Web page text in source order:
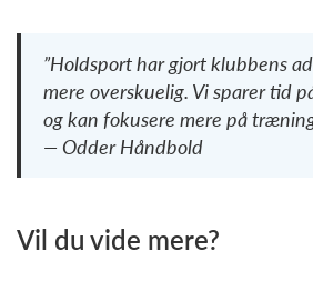
”Holdsport har gjort klubbens
mere overskuelig. Vi sparer tid
og kan fokusere mere på
— Odder Håndbold
Vil du vide mere?